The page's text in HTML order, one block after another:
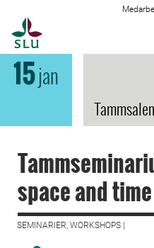
15jan
space and time
SEMINARIER, WORKSHOPS |